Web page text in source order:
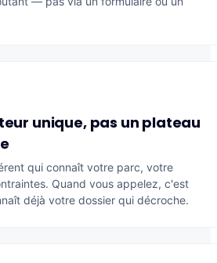
unique, pas un plateau
qui connaît votre parc, votre
Quand vous appelez, c'est
déjà votre dossier qui décroche.